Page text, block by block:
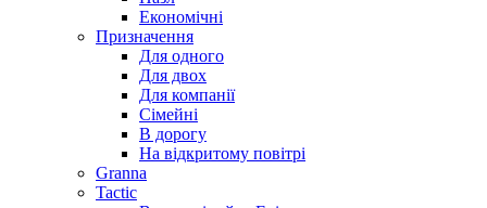
Економічні
Призначення
Для одного
Для двох
Для компанії
Сімейні
В дорогу
На відкритому повітрі
Granna
Tactic